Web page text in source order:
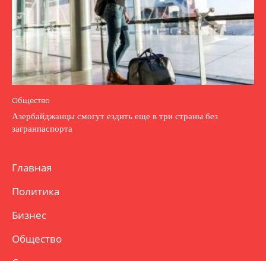
Общество
Азербайджанцы смогут ездить еще в три страны без
загранпаспорта
Главная
Политика
Бизнес
Общество